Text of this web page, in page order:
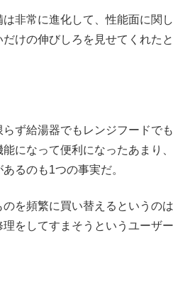
非常に進化して、性能面に関し
けの伸びしろを見せてくれたと
ず給湯器でもレンジフードでも
になって便利になったあまり、
るのも1つの事実だ。
を頻繁に買い替えるというのは
をしてすまそうというユーザー